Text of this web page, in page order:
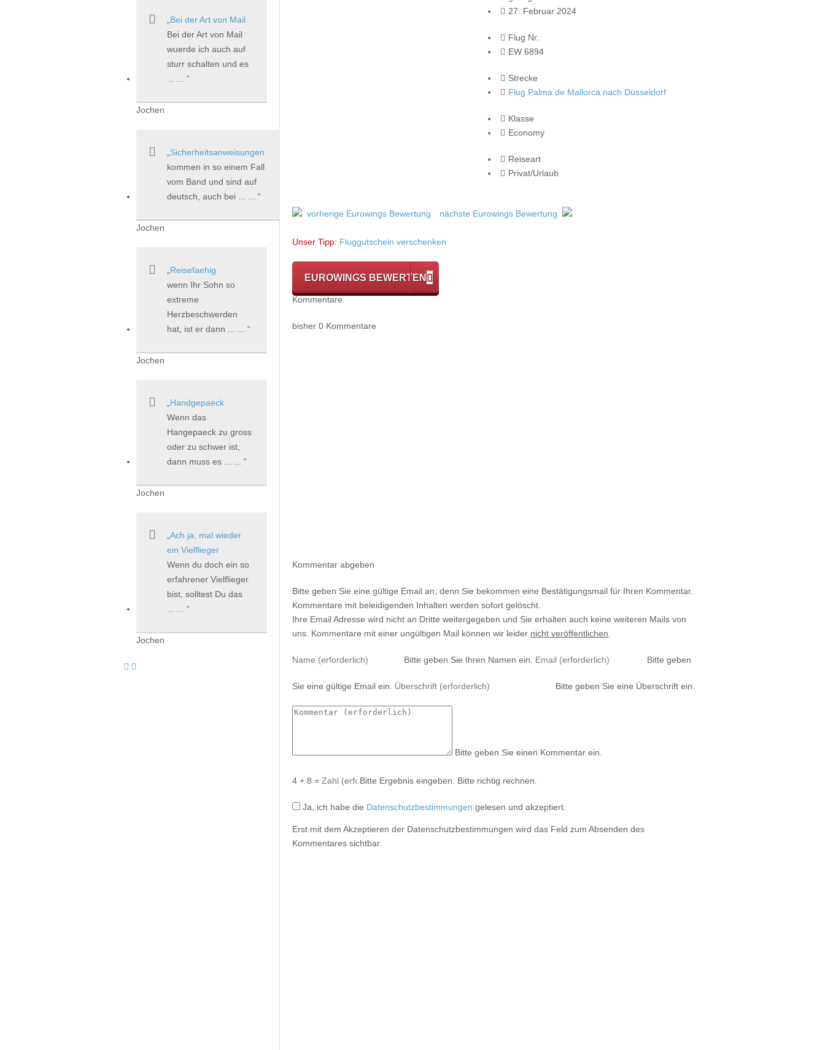
27. Februar 2024
Flug Nr.
EW 6894
Strecke
Flug Palma de Mallorca nach Düsseldorf
Klasse
Economy
Reiseart
Privat/Urlaub
vorherige Eurowings Bewertung nächste Eurowings Bewertung
Unser Tipp: Fluggutschein verschenken
EUROWINGS BEWERTEN
Kommentare
bisher 0 Kommentare
Kommentar abgeben
Bitte geben Sie eine gültige Email an, denn Sie bekommen eine Bestätigungsmail für Ihren Kommentar.
Kommentare mit beleidigenden Inhalten werden sofort gelöscht.
Ihre Email Adresse wird nicht an Dritte weitergegeben und Sie erhalten auch keine weiteren Mails von
uns. Kommentare mit einer ungültigen Mail können wir leider nicht veröffentlichen
Bitte geben Sie Ihren Namen ein. Bitte geben
Sie eine gültige Email ein. Bitte geben Sie eine Überschrift ein.
Bitte geben Sie einen Kommentar ein.
4 + 8 = Bitte Ergebnis eingeben. Bitte richtig rechnen.
Ja, ich habe die Datenschutzbestimmungen gelesen und akzeptiert.
Erst mit dem Akzeptieren der Datenschutzbestimmungen wird das Feld zum Absenden des
Kommentares sichtbar.
Bei der Art von Mail
Bei der Art von Mail
wuerde ich auch auf
sturr schalten und es
Jochen
Sicherheitsanweisungen
kommen in so einem Fall
vom Band und sind auf
deutsch, auch bei ... ...
Jochen
Reisefaehig
wenn Ihr Sohn so
extreme
Herzbeschwerden
hat, ist er dann ... ...
Jochen
Handgepaeck
Wenn das
Hangepaeck zu gross
oder zu schwer ist,
dann muss es ... ...
Jochen
Ach ja, mal wieder
ein Vielflieger
Wenn du doch ein so
erfahrener Vielflieger
bist, solltest Du das
Jochen